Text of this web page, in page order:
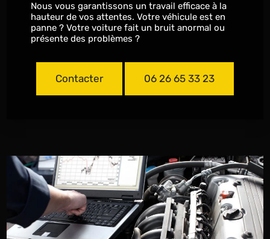
Nous vous garantissons un travail efficace à la
hauteur de vos attentes. Votre véhicule est en
panne ? Votre voiture fait un bruit anormal ou
présente des problèmes ?
Contacter 06 26 65 33 23